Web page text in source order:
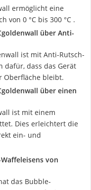
ermöglicht eine
von 0 °C bis 300 °C .
über Anti-
ist mit Anti-Rutsch-
dafür, dass das Gerät
Oberfläche bleibt.
über einen
ist mit einem
Dies erleichtert die
ein- und
von
das Bubble-